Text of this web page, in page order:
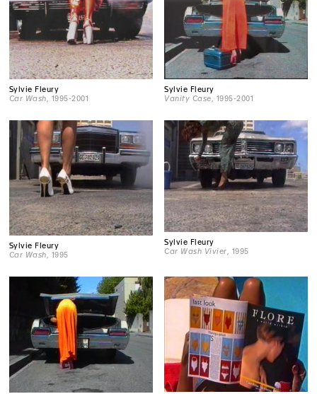
Sylvie Fleury
Car Wash , 1995-2001
Sylvie Fleury
Vanity Case , 1995-2001
Sylvie Fleury
Car Wash , 1995
Sylvie Fleury
Car Wash Vivier , 1995